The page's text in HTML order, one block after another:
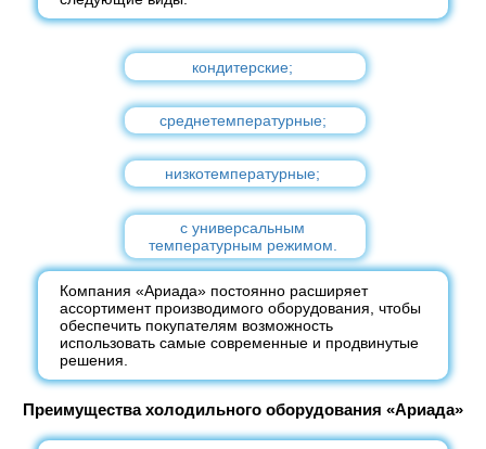
кондитерские;
среднетемпературные;
низкотемпературные;
с универсальным
температурным режимом.
Компания «Ариада» постоянно расширяет
ассортимент производимого оборудования, чтобы
обеспечить покупателям возможность
использовать самые современные и продвинутые
решения.
Преимущества холодильного оборудования «Ариада»